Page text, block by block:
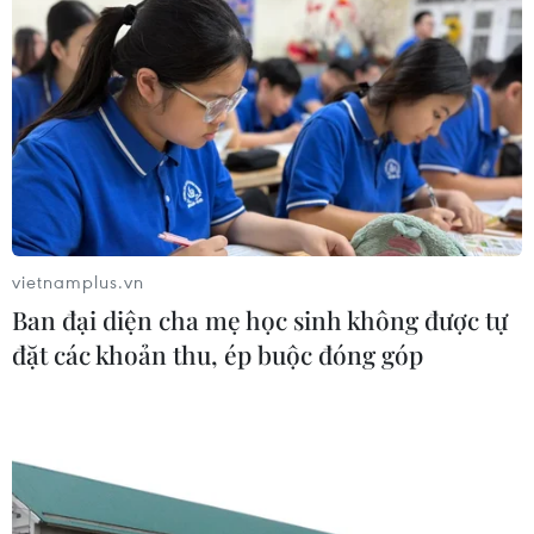
Giá vàng hướng tới tuần tăng mạnh
nhất kể từ tháng 1/2026
07/08/2026 08:14
Hạn hán nghiêm trọng đe dọa "huyết
07/08/2026 07:34
vietnamplus.vn
Ban đại diện cha mẹ học sinh không được tự
đặt các khoản thu, ép buộc đóng góp